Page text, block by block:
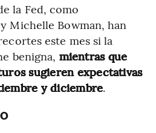
la Fed, como
Michelle Bowman, han
este mes si la
benigna, mientras que
sugieren expectativas
y diciembre.